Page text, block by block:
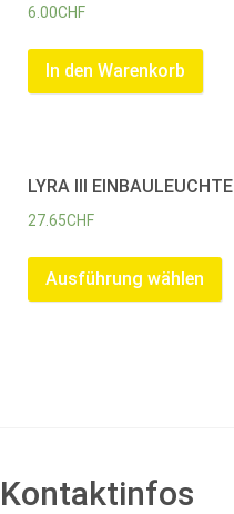
6.00CHF
In den Warenkorb
LYRA III EINBAULEUCHTE
27.65CHF
Ausführung wählen
Kontaktinfos